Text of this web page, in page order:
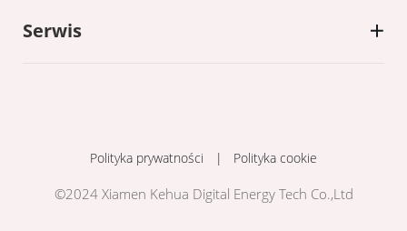
Serwis
©2024 Xiamen Kehua Digital Energy Tech Co.,Ltd
Polityka prywatności | Polityka cookie